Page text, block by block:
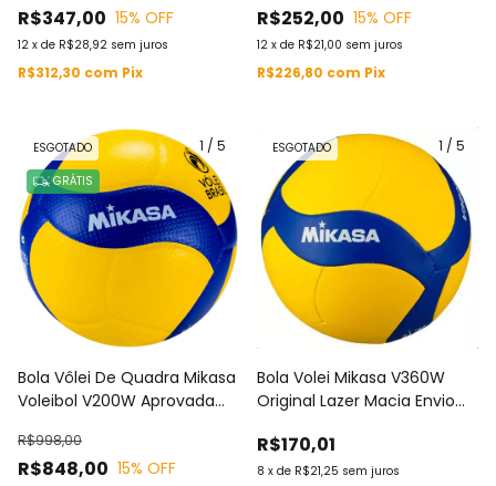
R$347,00 15% OFF
12 x de R$28,92 sem juros
R$312,30 com Pix
R$252,00 15% OFF
12 x de R$21,00 sem juros
R$226,80 com Pix
1 / 5
ESGOTADO
GRÁTIS
Bola Vôlei De Quadra Mikasa
Voleibol V200W Aprovada
R$848,00
R$998,00
15% OFF
1 / 5
ESGOTADO
Bola Volei Mikasa V360W
Original Lazer Macia Envio
R$170,01
8 x de R$21,25 sem juros